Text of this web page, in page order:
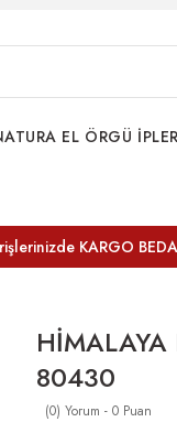
EL ÖRGÜ
KARGO
HİMALAYA
80430
(0) Yorum - 0 Puan